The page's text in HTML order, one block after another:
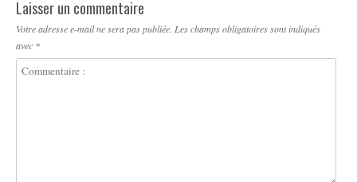
Laisser un commentaire
Votre adresse e-mail ne sera pas publiée. Les champs obligatoires sont indiqués
avec *